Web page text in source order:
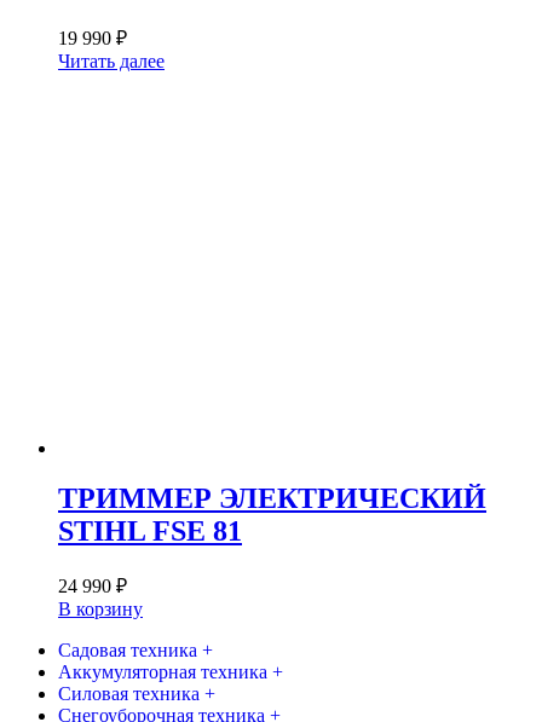
19 990 ₽
Читать далее
ТРИММЕР ЭЛЕКТРИЧЕСКИЙ
STIHL FSE 81
24 990 ₽
В корзину
Садовая техника +
Аккумуляторная техника +
Силовая техника +
Снегоуборочная техника +